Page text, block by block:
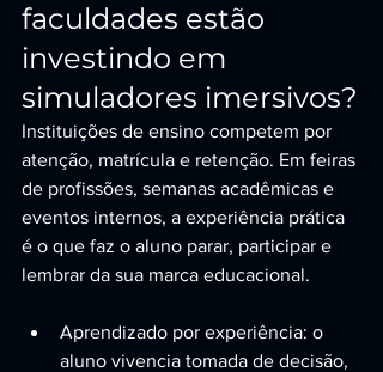
faculdades estão
investindo em
simuladores imersivos?
Instituições de ensino competem por
atenção, matrícula e retenção. Em feiras
de profissões, semanas acadêmicas e
eventos internos, a experiência prática
é o que faz o aluno parar, participar e
lembrar da sua marca educacional.
Aprendizado por experiência: o
aluno vivencia tomada de decisão,